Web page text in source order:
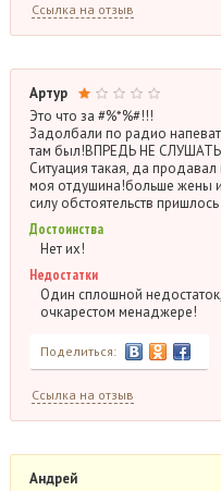
Ссылка на отзыв
Артур
Это что за #%*%#!!!
Задолбали по радио
там был!ВПРЕДЬ НЕ
Ситуация такая, да
моя отдушина!больше жены
силу обстоятельств
Достоинства
Нет их!
Недостатки
Один сплошной
очкарестом менаджере!
Поделиться:
Ссылка на отзыв
Андрей